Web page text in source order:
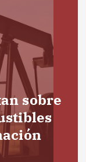
sobre